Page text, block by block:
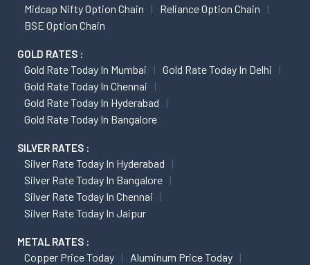
Midcap Nifty Option Chain
Reliance Option Chain
BSE Option Chain
GOLD RATES :
Gold Rate Today In Mumbai
Gold Rate Today In Delhi
Gold Rate Today In Chennai
Gold Rate Today In Hyderabad
Gold Rate Today In Bangalore
SILVER RATES :
Silver Rate Today In Hyderabad
Silver Rate Today In Bangalore
Silver Rate Today In Chennai
Silver Rate Today In Jaipur
METAL RATES :
Copper Price Today
Aluminum Price Today